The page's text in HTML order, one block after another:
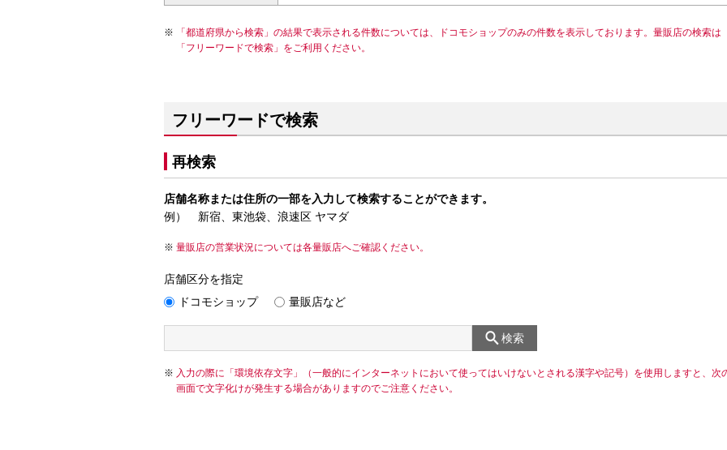
「都道府県から検索」の結果で表示される件数については、ドコモショップのみの件数を表示しております。量販店の検索は
「フリーワードで検索」をご利用ください。
フリーワードで検索
再検索
店舗名称または住所の一部を入力して検索することができます。
例） 新宿、東池袋、浪速区 ヤマダ
量販店の営業状況については各量販店へご確認ください。
店舗区分を指定
ドコモショップ
量販店など
検索
入力の際に「環境依存文字」（一般的にインターネットにおいて使ってはいけないとされる漢字や記号）を使用しますと、次
画面で文字化けが発生する場合がありますのでご注意ください。